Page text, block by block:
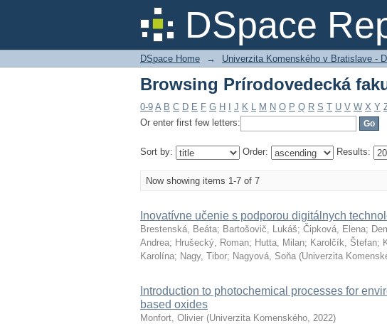
DSpace
Browsing Prírodovedecká
DSpace Home → Univerzita Komenského v Bratislave -
Browsing Prírodovedecká
0-9 A B C D E F G H J K L M N O P Q R S T U V W X Y
Or enter first few letters:
Sort by: Order: Results:
Now showing items 1-7 of 7
Inovatívne učenie s podporou digitálnych
Brestenská, Beáta; Bartošovič, Lukáš; Čipková, Elena;
Andrea; Hrušecký, Roman; Hutta, Milan; Karolčík, Štefan;
Karolína; Nagy, Tibor; Nagyová, Soňa (Univerzita
Introduction to photochemical processes for
based oxides
Monfort, Olivier (Univerzita Komenského, 2022)